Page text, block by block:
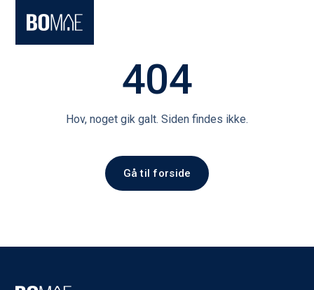
404
Hov, noget gik galt. Siden findes ikke.
Gå til forside